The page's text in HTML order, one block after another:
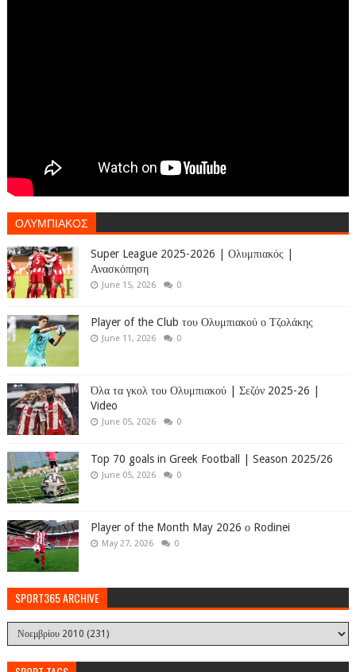
ΟΛΥΜΠΙΑΚΟΣ
Super League 2025-2026 | Ολυμπιακός |
Ανασκόπηση
June 15, 2026 0
Player of the Club του Ολυμπιακού ο Τζολάκης
June 11, 2026 0
Όλα τα γκολ του Ολυμπιακού | Σεζόν 2025-26 |
Video
June 05, 2026 0
Top 70 goals in Greek Football | Season 2025/26
June 05, 2026 0
Player of the Month May 2026 ο Rodinei
May 27, 2026 0
SPORT365 ARCHIVE